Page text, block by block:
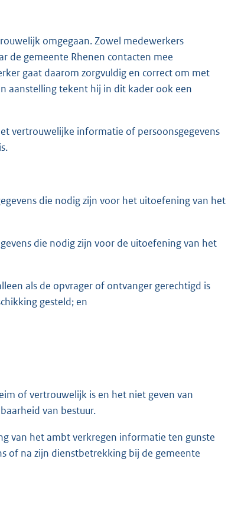
omgegaan. Zowel medewerkers
de gemeente Rhenen contacten mee
gaat daarom zorgvuldig en correct om met
aanstelling tekent hij in dit kader ook een
vertrouwelijke informatie of persoonsgegevens
die nodig zijn voor het uitoefening van het
die nodig zijn voor de uitoefening van het
als de opvrager of ontvanger gerechtigd is
gesteld; en
of vertrouwelijk is en het niet geven van
van bestuur.
van het ambt verkregen informatie ten gunste
of na zijn dienstbetrekking bij de gemeente